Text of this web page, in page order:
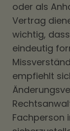
oder als
Vertrag
wichtig,
eindeutig
empfiehlt
Fachperson